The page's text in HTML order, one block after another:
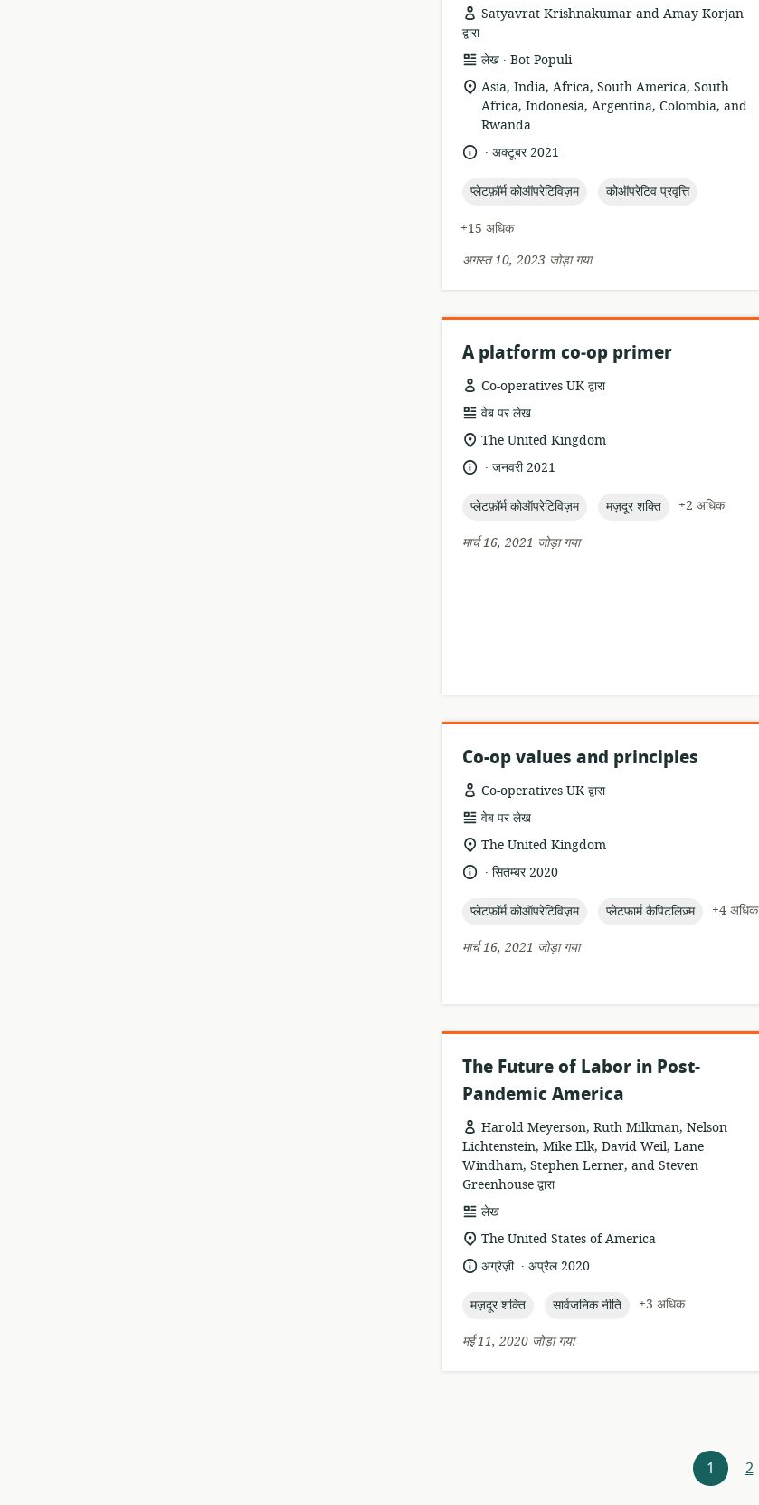
Satyavrat Krishnakumar and Amay Korjan
द्वारा
संसाधन
प्रारूप:
लेख .
प्रकाशक:
Bot Populi
सुसंगति
का
स्थान:
Asia, India, Africa, South America, South
Africa, Indonesia, Argentina, Colombia, and
Rwanda
भाषा: .
प्रकाशनअक्टूबर 2021
topic:
प्लेटफ़ॉर्म कोऑपरेटिविज़म topic:
कोऑपरेटिव प्रवृत्ति
+15 अधिक
अगस्त 10, 2023 जोड़ा गया
A platform co‑op primer
Co-operatives UK द्वारा
संसाधन
प्रारूप:
वेब पर लेख
सुसंगति
स्थान:
The United Kingdom
भाषा: .
प्रकाशनजनवरी 2021
topic:
प्लेटफ़ॉर्म कोऑपरेटिविज़म topic:
मज़दूर शक्ति
+2 अधिक
मार्च 16, 2021 जोड़ा गया
Co-op values and principles
Co-operatives UK द्वारा
संसाधन
प्रारूप:
वेब पर लेख
सुसंगति
का
स्थान:
The United Kingdom
भाषा: .
प्रकाशनसितम्बर 2020
topic:
प्लेटफ़ॉर्म कोऑपरेटिविज़म topic:
प्लेटफार्म कैपिटलिज़्म
+4 अधिक
मार्च 16, 2021 जोड़ा गया
The Future of Labor in Post-
Pandemic America
Harold Meyerson, Ruth Milkman, Nelson
Lichtenstein, Mike Elk, David Weil, Lane
Windham, Stephen Lerner, and Steven
Greenhouse द्वारा
संसाधन
प्रारूप:
लेख
सुसंगति
का
स्थान:
The United States of America
भाषा:अंग्रेज़ी .
प्रकाशनअप्रैल 2020
topic:
मज़दूर शक्ति topic:
सार्वजनिक नीति
+3 अधिक
मई 11, 2020 जोड़ा गया
1 2